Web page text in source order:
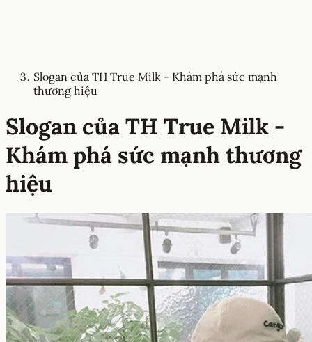
Slogan của TH True Milk - Khám phá sức mạnh
thương hiệu
Slogan của TH True Milk -
Khám phá sức mạnh thương
hiệu